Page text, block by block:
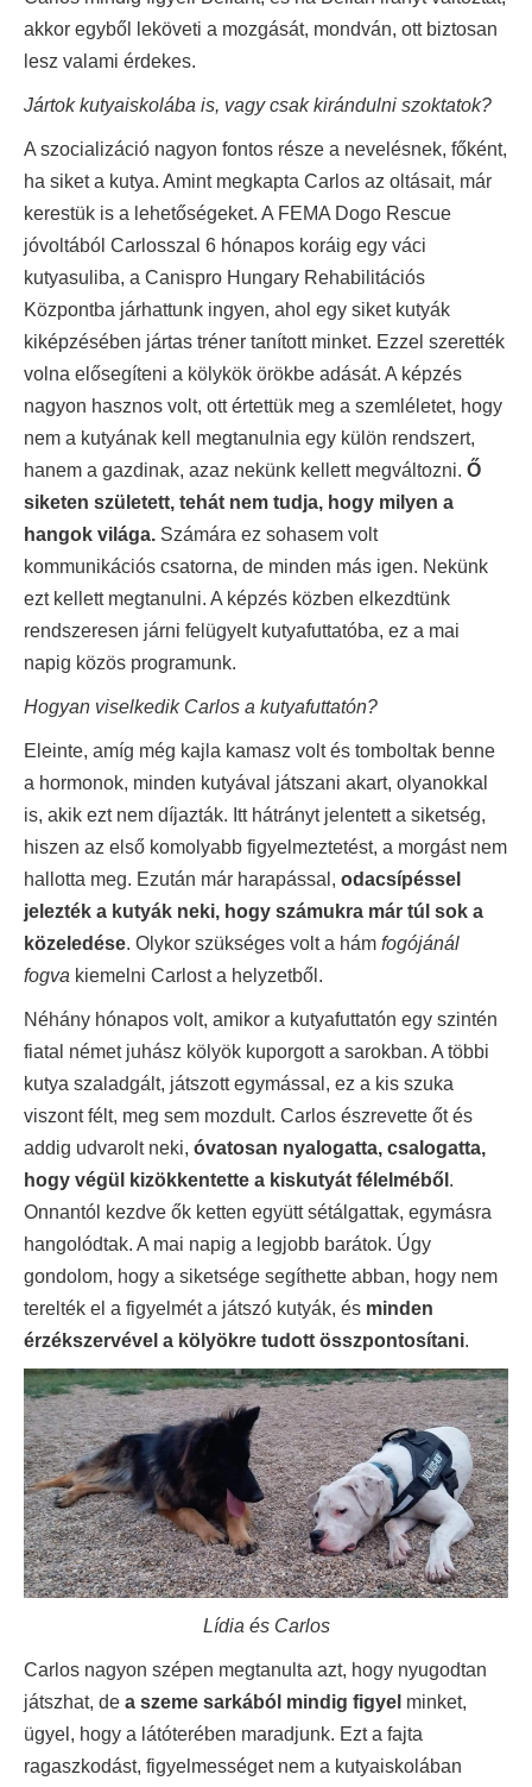
akkor egyből leköveti a mozgását, mondván, ott biztosan
lesz valami érdekes.
Jártok kutyaiskolába is, vagy csak kirándulni szoktatok?
A szocializáció nagyon fontos része a nevelésnek, főként,
ha siket a kutya. Amint megkapta Carlos az oltásait, már
kerestük is a lehetőségeket. A FEMA Dogo Rescue
jóvoltából Carlosszal 6 hónapos koráig egy váci
kutyasuliba, a Canispro Hungary Rehabilitációs
Központba járhattunk ingyen, ahol egy siket kutyák
kiképzésében jártas tréner tanított minket. Ezzel szerették
volna elősegíteni a kölykök örökbe adását. A képzés
nagyon hasznos volt, ott értettük meg a szemléletet, hogy
nem a kutyának kell megtanulnia egy külön rendszert,
hanem a gazdinak, azaz nekünk kellett megváltozni. Ő
siketen született, tehát nem tudja, hogy milyen a
hangok világa. Számára ez sohasem volt
kommunikációs csatorna, de minden más igen. Nekünk
ezt kellett megtanulni. A képzés közben elkezdtünk
rendszeresen járni felügyelt kutyafuttatóba, ez a mai
napig közös programunk.
Hogyan viselkedik Carlos a kutyafuttatón?
Eleinte, amíg még kajla kamasz volt és tomboltak benne
a hormonok, minden kutyával játszani akart, olyanokkal
is, akik ezt nem díjazták. Itt hátrányt jelentett a siketség,
hiszen az első komolyabb figyelmeztetést, a morgást nem
hallotta meg. Ezután már harapással, odacsípéssel
jelezték a kutyák neki, hogy számukra már túl sok a
közeledése. Olykor szükséges volt a hám fogójánál
fogva kiemelni Carlost a helyzetből.
Néhány hónapos volt, amikor a kutyafuttatón egy szintén
fiatal német juhász kölyök kuporgott a sarokban. A többi
kutya szaladgált, játszott egymással, ez a kis szuka
viszont félt, meg sem mozdult. Carlos észrevette őt és
addig udvarolt neki, óvatosan nyalogatta, csalogatta,
hogy végül kizökkentette a kiskutyát félelméből .
Onnantól kezdve ők ketten együtt sétálgattak, egymásra
hangolódtak. A mai napig a legjobb barátok. Úgy
gondolom, hogy a siketsége segíthette abban, hogy nem
terelték el a figyelmét a játszó kutyák, és minden
érzékszervével a kölyökre tudott összpontosítani.
Lídia és Carlos
Carlos nagyon szépen megtanulta azt, hogy nyugodtan
játszhat, de a szeme sarkából mindig figyel minket,
ügyel, hogy a látóterében maradjunk. Ezt a fajta
ragaszkodást, figyelmességet nem a kutyaiskolában